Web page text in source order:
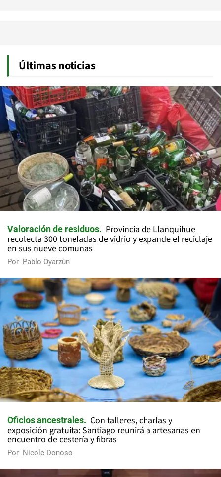
Últimas noticias
Valoración de residuos
Provincia de Llanquihue
recolecta 300 toneladas de vidrio y expande el reciclaje
en sus nueve comunas
Por Pablo Oyarzún
Oficios ancestrales
Con talleres, charlas y
exposición gratuita: Santiago reunirá a artesanas en
encuentro de cestería y fibras
Por Nicole Donoso